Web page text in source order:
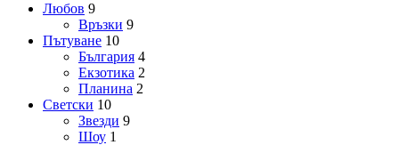
Любов 9
Връзки 9
Пътуване 10
България 4
Екзотика 2
Планина 2
Светски 10
Звезди 9
Шоу 1